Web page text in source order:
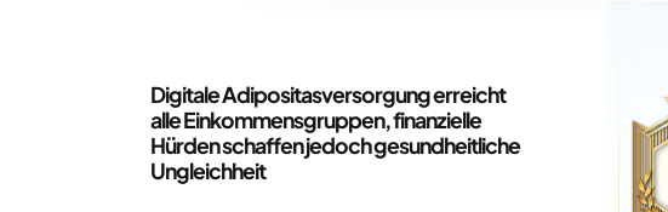
Digitale Adipositasversorgung erreicht
alle Einkommensgruppen, finanzielle
Hürden schaffen jedoch gesundheitliche
Ungleichheit